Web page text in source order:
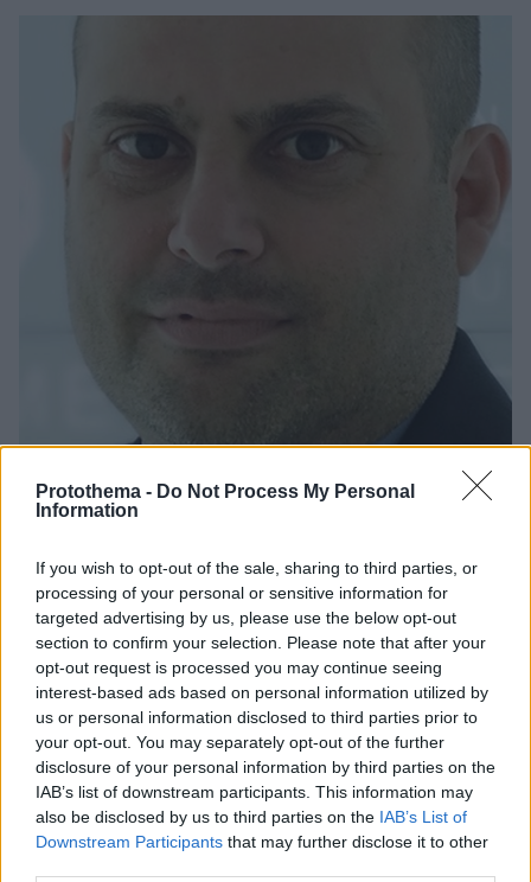
Protothema - Do Not Process My Personal
Information
If you wish to opt-out of the sale, sharing to third parties, or
processing of your personal or sensitive information for
targeted advertising by us, please use the below opt-out
section to confirm your selection. Please note that after your
opt-out request is processed you may continue seeing
interest-based ads based on personal information utilized by
us or personal information disclosed to third parties prior to
your opt-out. You may separately opt-out of the further
disclosure of your personal information by third parties on the
IAB’s list of downstream participants. This information may
also be disclosed by us to third parties on the IAB’s List of
Downstream Participants that may further disclose it to other
Νέος επικεφαλής της Εθνικής Αρχής Διαφάνειας ο
Άγγελος Μπίνης
Ήταν σύμβουλος στον ΟΟΣΑ